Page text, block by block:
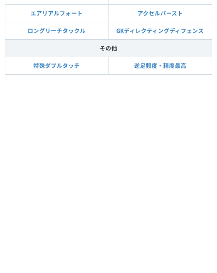
エアリアルフォート アクセルバースト
ロングリーチタックル GKディレクティングディフェンス
その他
特殊ダブルタッチ 逆足頻度・精度最高